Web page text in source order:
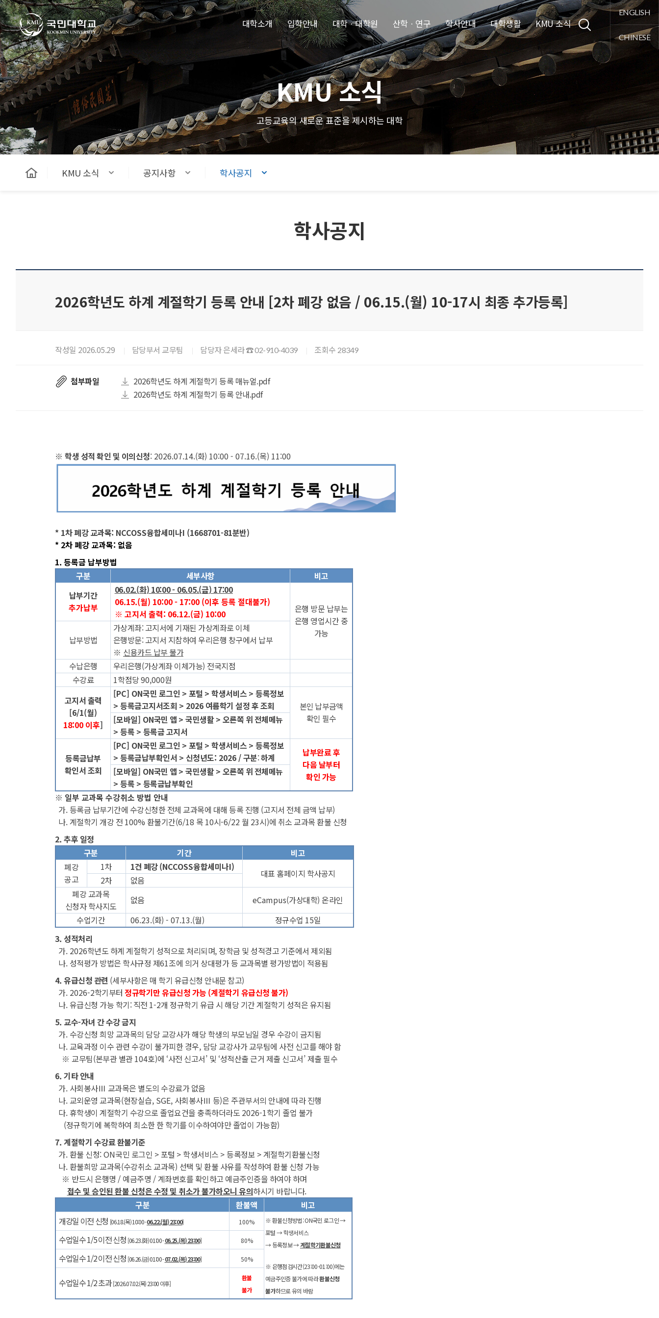
주메뉴 바로가기
본문내용 바로가기
푸터 바로가기
국민대학교
대학소개 입학안내 대학ㆍ대학원 산학ㆍ연구 학사안내 대학생활 KMU 소식
통합검색
ENGLISH
CHINESE
KMU 소식
고등교육의 새로운 표준을 제시하는 대학
KMU 소식 공지사항 학사공지
학사공지
2026학년도 하계 계절학기 등록 안내 [2차 폐강 없음 / 06.15.(월) 10-17시 최종 추가등록]
작성일 2026.05.29 담당부서 교무팀 담당자 은세라☎ 02-910-4039 조회수 28349
첨부파일
2026학년도 하계 계절학기 등록 매뉴얼.pdf
2026학년도 하계 계절학기 등록 안내.pdf
※ 학생 성적 확인 및 이의신청: 2026.07.14.(화) 10:00 - 07.16.(목) 11:00
* 1차 폐강 교과목: NCCOSS융합세미나I (1668701-81분반)
* 2차 폐강 교과목: 없음
1. 등록금 납부방법
구분
세부사항
비고
납부기간
추가납부
06.02.(화) 10:00 - 06.05.(금) 17:00
06.15.(월) 10:00 - 17:00 (이후 등록 절대불가)
※ 고지서 출력: 06.12.(금) 10:00
은행 방문 납부는
은행 영업시간 중
가능
납부방법
가상계좌:고지서에 기재된 가상계좌로 이체
은행방문:고지서 지참하여 우리은행 창구에서 납부
※ 신용카드 납부 불가
수납은행
우리은행(가상계좌 이체가능) 전국지점
수강료
1학점당90,000원
고지서 출력
[6/1(월)
18:00 이후]
[PC] ON국민 로그인 > 포털 > 학생서비스 > 등록정보
> 등록금고지서조회 > 2026 여름학기 설정 후 조회
본인 납부금액
확인 필수
[모바일] ON국민 앱 > 국민생활> 오른쪽 위 전체메뉴
> 등록 > 등록금 고지서
등록금납부
확인서 조회
[PC] ON국민 로그인 > 포털 > 학생서비스 > 등록정보
> 등록금납부확인서 > 신청년도: 2026 /구분:하계
납부완료 후
다음 날부터
확인 가능
[모바일] ON국민 앱 > 국민생활> 오른쪽 위 전체메뉴
> 등록 > 등록금납부확인
※ 일부 교과목 수강취소 방법 안내
가. 등록금 납부기간에 수강신청한 전체 교과목에 대해 등록 진행 (고지서 전체 금액 납부)
나.계절학기 개강 전 100% 환불기간(6/18 목 10시-6/22 월 23시)에 취소 교과목 환불 신청
2. 추후 일정
구분
기간
비고
폐강
공고
1차 1건 폐강(NCCOSS융합세미나I)
대표 홈페이지 학사공지
2차
없음
폐강 교과목
신청자 학사지도
없음 eCampus(가상대학) 온라인
수업기간
06.23.(화) - 07.13.(월) 정규수업 15일
3. 성적처리
가. 2026학년도 하계 계절학기 성적으로 처리되며, 장학금 및 성적경고 기준에서 제외됨
나. 성적평가 방법은 학사규정 제61조에 의거 상대평가 등 교과목별 평가방법이 적용됨
4. 유급신청 관련 (세부사항은 매 학기 유급신청 안내문 참고)
가. 2026-2학기부터 정규학기만 유급신청 가능 (계절학기 유급신청 불가)
나.유급신청 가능 학기:직전 1-2개 정규학기 유급 시 해당 기간 계절학기 성적은 유지됨
5. 교수-자녀 간 수강 금지
가. 수강신청 희망 교과목의 담당 교강사가 해당 학생의 부모님일 경우 수강이 금지됨
나.교육과정 이수 관련 수강이 불가피한 경우, 담당 교강사가 교무팀에 사전 신고를 해야 함
※ 교무팀(본부관 별관 104호)에 ‘사전 신고서’ 및 ‘성적산출 근거 제출 신고서’제출 필수
6. 기타 안내
가. 사회봉사Ⅲ 교과목은 별도의 수강료가 없음
나.교외운영 교과목(현장실습, SGE, 사회봉사Ⅲ 등)은 주관부서의 안내에 따라 진행
다.휴학생이 계절학기 수강으로 졸업요건을 충족하더라도 2026-1학기 졸업 불가
(정규학기에 복학하여 최소한 한 학기를 이수하여야만 졸업이 가능함)
7. 계절학기 수강료 환불기준
가. 환불 신청: ON국민 로그인 > 포털 > 학생서비스 > 등록정보 >계절학기환불신청
나. 환불희망 교과목(수강취소 교과목) 선택 및 환불 사유를 작성하여 환불 신청 가능
※ 반드시 은행명 / 예금주명 /계좌번호를 확인하고 예금주인증을 하여야 하며
접수 및 승인된 환불 신청은 수정 및 취소가 불가하오니 유의하시기 바랍니다.
구분
환불액
비고
개강일 이전 신청 [06.18.(목) 10:00 -06.22.(월) 23:00] 100% ※환불신청방법: ON국민 로그인→
포털→학생서비스
→등록정보→계절학기환불신청
※ 은행점검시간(23:00-01:00)에는
예금주인증 불가에 따라환불신청
불가하므로 유의 바람
수업일수1/5이전 신청 [06.23.(화) 01:00 -06.25.(목) 23:00] 80%
수업일수1/2이전 신청 [06.26.(금) 01:00 -07.02.(목) 23:00] 50%
수업일수1/2초과[2026.07.02.(목) 23:00이후]
환불
불가